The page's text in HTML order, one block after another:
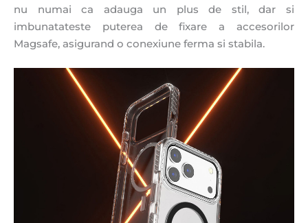
nu numai ca adauga un plus de stil, dar si
imbunatateste puterea de fixare a accesorilor
Magsafe, asigurand o conexiune ferma si stabila.